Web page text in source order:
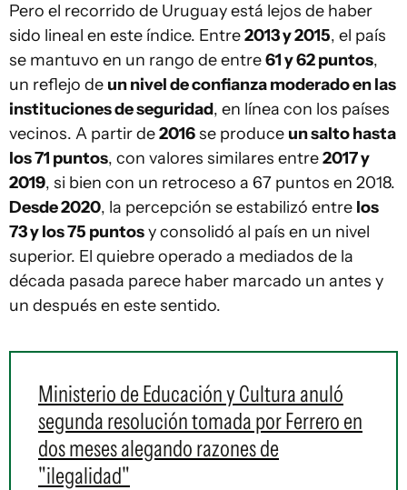
Pero el recorrido de Uruguay está lejos de haber
sido lineal en este índice. Entre2013 y 2015, el país
se mantuvo en un rango de entre61 y 62 puntos,
un reflejo de un nivel de confianza moderado en las
instituciones de seguridad, en línea con los países
vecinos. A partir de2016se produce un salto hasta
los 71 puntos, con valores similares entre2017 y
2019, si bien con un retroceso a 67 puntos en 2018.
Desde 2020, la percepción se estabilizó entre los
73 y los 75 puntosy consolidó al país en un nivel
superior. El quiebre operado a mediados de la
década pasada parece haber marcado un antes y
un después en este sentido.
Ministerio de Educación y Cultura anuló
segunda resolución tomada por Ferrero en
dos meses alegando razones de
"ilegalidad"